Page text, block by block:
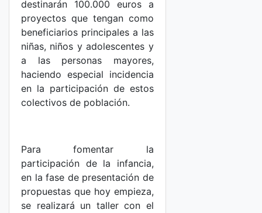
destinarán 100.000 euros a
proyectos que tengan como
beneficiarios principales a las
niñas, niños y adolescentes y
a las personas mayores,
haciendo especial incidencia
en la participación de estos
colectivos de población.
Para fomentar la
participación de la infancia,
en la fase de presentación de
propuestas que hoy empieza,
se realizará un taller con el